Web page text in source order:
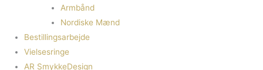
Armbånd
Nordiske Mænd
Bestillingsarbejde
Vielsesringe
AR SmykkeDesign